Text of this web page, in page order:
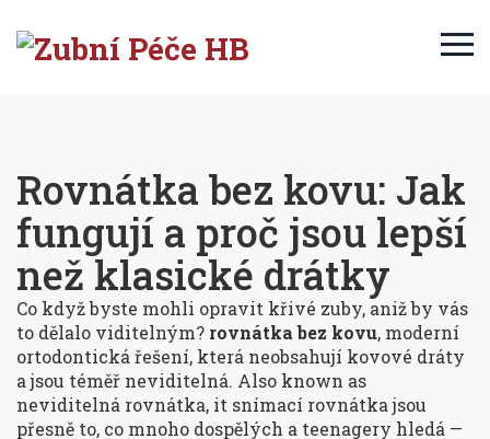
Rovnátka bez kovu: Jak
fungují a proč jsou lepší
než klasické drátky
Co když byste mohli opravit křivé zuby, aniž by vás
to dělalo viditelným? rovnátka bez kovu, moderní
ortodontická řešení, která neobsahují kovové dráty
a jsou téměř neviditelná. Also known as
neviditelná rovnátka, it snímací rovnátkajsou
přesně to, co mnoho dospělých a teenagery hledá —